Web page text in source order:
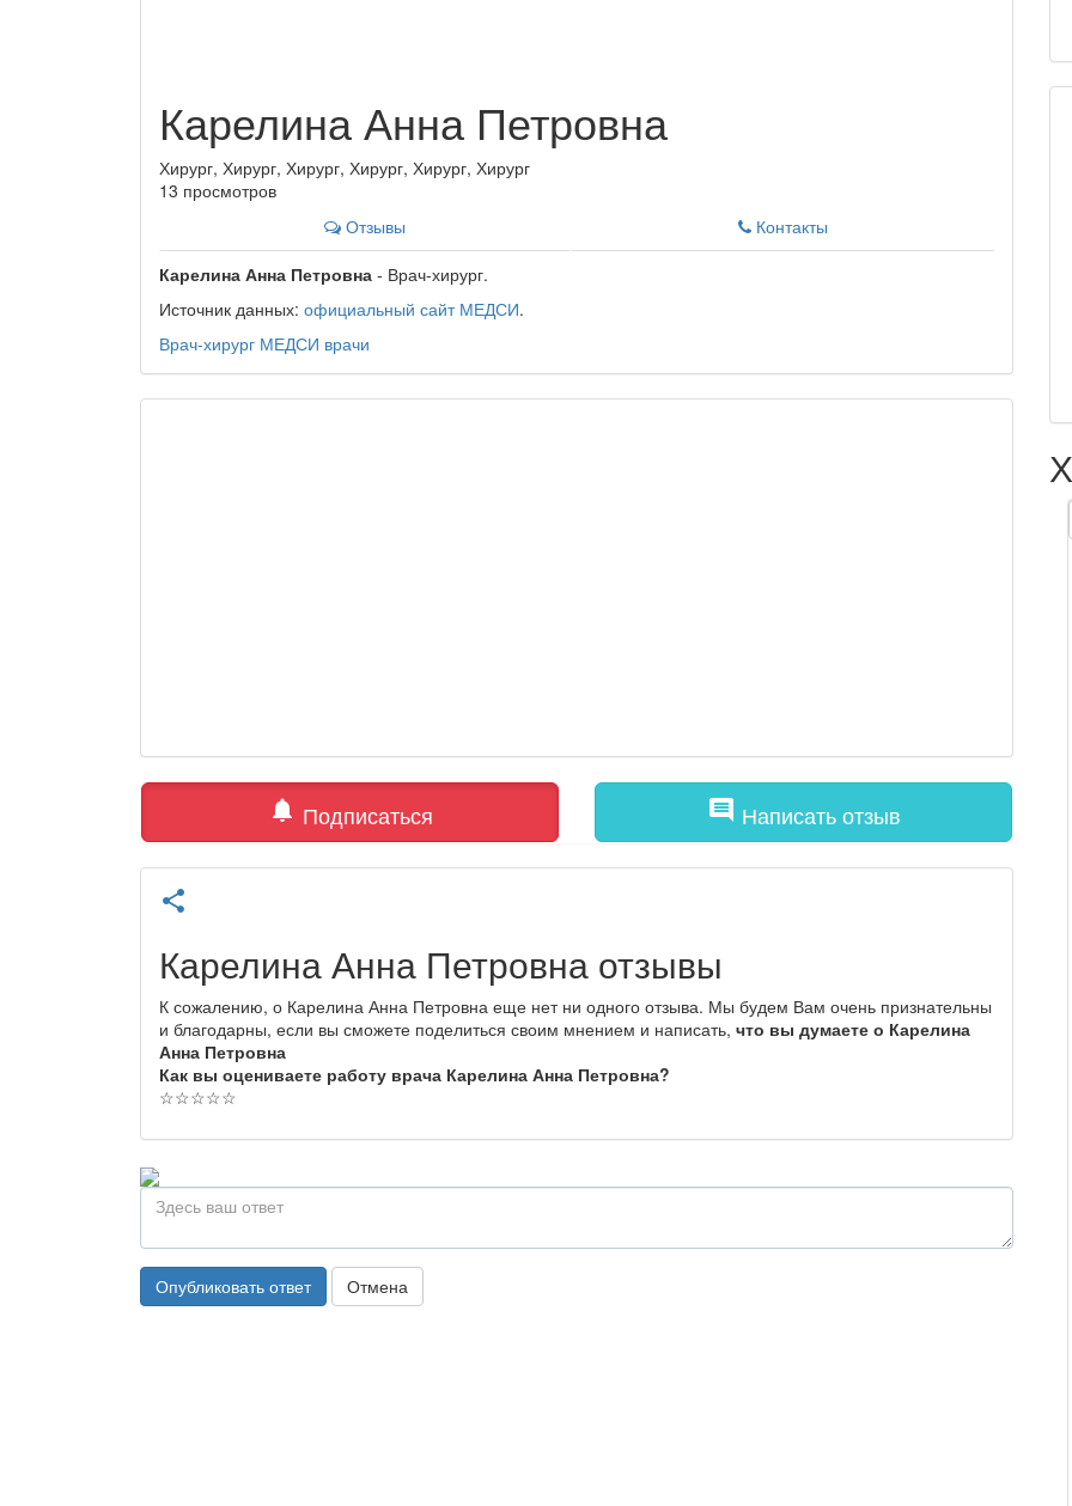
Карелина Анна Петровна
Хирург, Хирург, Хирург, Хирург, Хирург, Хирург
13 просмотров
Отзывы
Контакты
Карелина Анна Петровна - Врач-хирург.
Источник данных: официальный сайт МЕДСИ.
Врач-хирург МЕДСИ врачи
notifications Подписаться comment Написать отзыв
share
Карелина Анна Петровна отзывы
К сожалению, о Карелина Анна Петровна еще нет ни одного отзыва. Мы будем Вам очень признательны
и благодарны, если вы сможете поделиться своим мнением и написать, что вы думаете о Карелина
Анна Петровна
Как вы оцениваете работу врача Карелина Анна Петровна?
☆☆☆☆☆
Опубликовать ответ Отмена